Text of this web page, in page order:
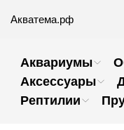
Акватема.рф
Аквариумы
Аксессуары
Рептилии